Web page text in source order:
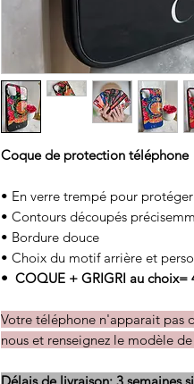
Coque de protection téléphone
• En verre trempé pour
• Contours découpés
• Bordure douce
• Choix du motif arrière et
• COQUE + GRIGRI au choix=
Votre téléphone n'apparait pas
nous et renseignez le modèle